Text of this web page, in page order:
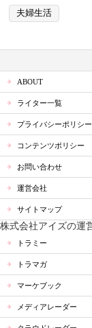
夫婦生活
ABOUT
ライター一覧
プライバシーポリシー
コンテンツポリシー
お問い合わせ
運営会社
サイトマップ
株式会社アイズの運
トラミー
トラマガ
マーケブック
メディアレーダー